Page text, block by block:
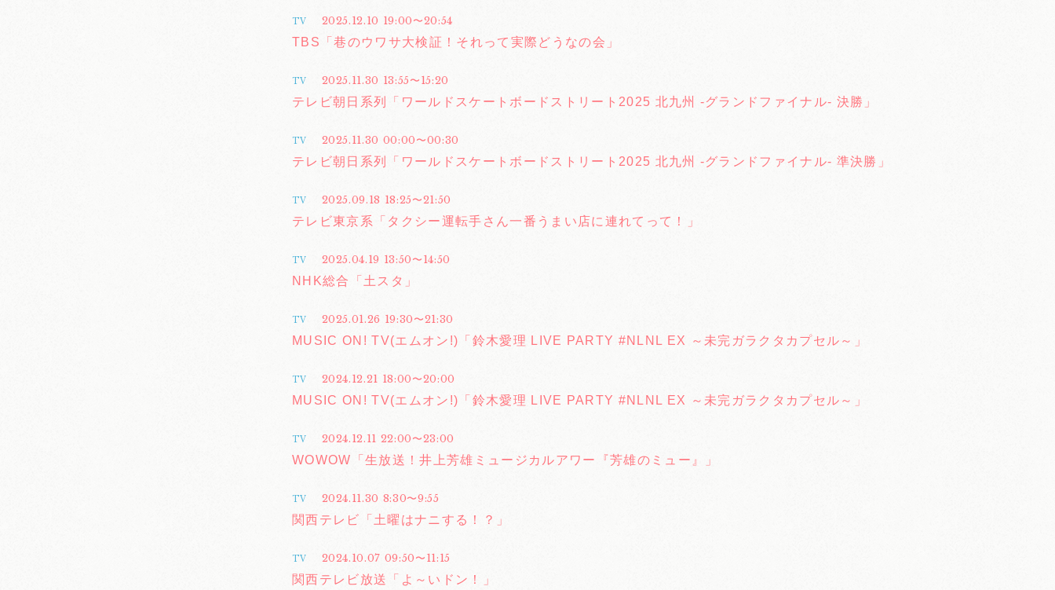
TV
2025.12.10 19:00〜20:54
TBS「巷のウワサ大検証！それって実際どうなの会」
TV
2025.11.30 13:55〜15:20
テレビ朝日系列「ワールドスケートボードストリート2025 北九州 -グランドファイナル- 決勝」
TV
2025.11.30 00:00〜00:30
テレビ朝日系列「ワールドスケートボードストリート2025 北九州 -グランドファイナル- 準決勝」
TV
2025.09.18 18:25〜21:50
テレビ東京系「タクシー運転手さん一番うまい店に連れてって！」
TV
2025.04.19 13:50〜14:50
NHK総合「土スタ」
TV
2025.01.26 19:30〜21:30
MUSIC ON! TV(エムオン!)「鈴木愛理 LIVE PARTY #NLNL EX ～未完ガラクタカプセル～」
TV
2024.12.21 18:00〜20:00
MUSIC ON! TV(エムオン!)「鈴木愛理 LIVE PARTY #NLNL EX ～未完ガラクタカプセル～」
TV
2024.12.11 22:00〜23:00
WOWOW「生放送！井上芳雄ミュージカルアワー『芳雄のミュー』」
TV
2024.11.30 8:30〜9:55
関西テレビ「土曜はナニする！？」
TV
2024.10.07 09:50〜11:15
関西テレビ放送「よ～いドン！」